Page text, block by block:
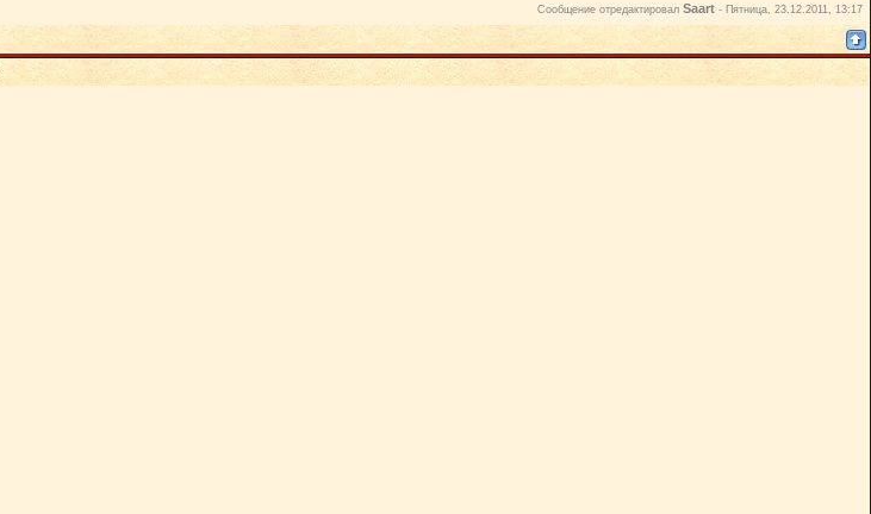
Сообщение отредактировал Saart - Пятница, 23.12.2011, 13:17